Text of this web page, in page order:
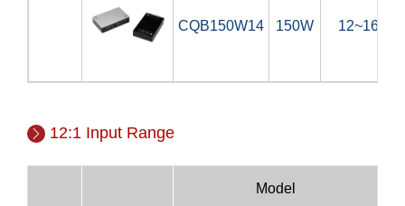
CQB150W14 150W 12~160V
12:1 Input Range
Model